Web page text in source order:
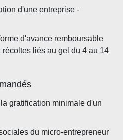
d'une entreprise -
d'avance remboursable
liés au gel du 4 au 14
gratification minimale d'un
du micro-entrepreneur